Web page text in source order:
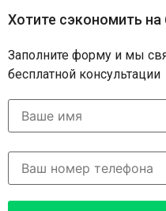
Хотите сэкономить на
Заполните форму и мы
бесплатной консультации